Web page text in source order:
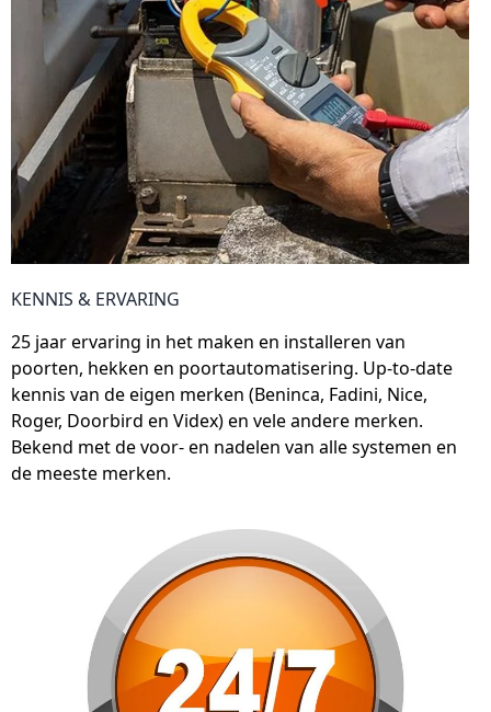
KENNIS & ERVARING
25 jaar ervaring in het maken en installeren van
poorten, hekken en poortautomatisering. Up-to-date
kennis van de eigen merken (Beninca, Fadini, Nice,
Roger, Doorbird en Videx) en vele andere merken.
Bekend met de voor- en nadelen van alle systemen en
de meeste merken.